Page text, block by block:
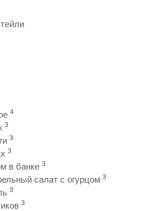
4
3
3
3
в банке 3
салат с огурцом 3
3
3